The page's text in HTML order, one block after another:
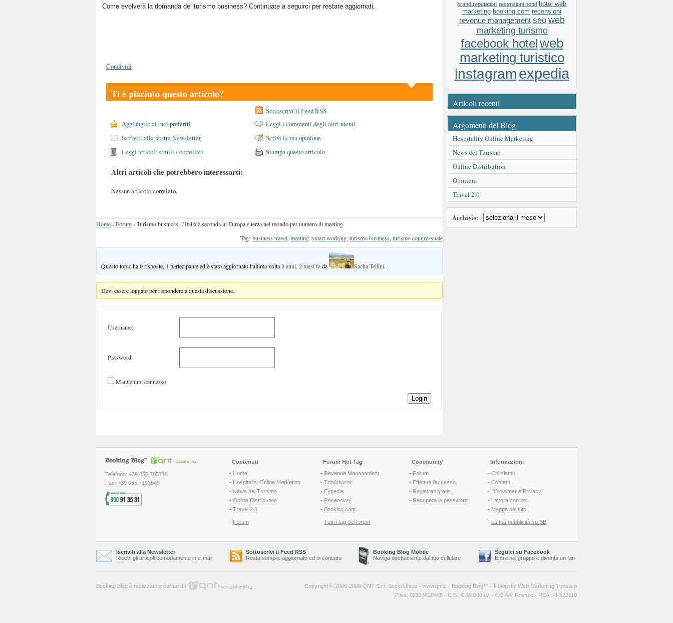
Come evolverà la domanda del turismo business? Continuate a seguirci per restare aggiornati.
Condividi
Ti è piaciuto questo articolo?
Sottoscrivi il Feed RSS
Aggiungilo ai tuoi preferiti
Leggi i commenti degli altri utenti
Iscriviti alla nostra Newsletter
Scrivi la tua opinione
Leggi articoli simili / correllati
Stampa questo articolo
Altri articoli che potrebbero interessarti:
Nessun articolo correlato.
Home› Forum› Turismo business, l’Italia è seconda in Europa e terza nel mondo per numero di meeting
Tag: business travel, meeting, smart working, turismo business, turismo congressuale
Questo topic ha 0 risposte, 1 partecipante ed è stato aggiornato l'ultima volta3 anni, 2 mesi fada Sacha Tellini.
Devi essere loggato per rispondere a questa discussione.
Username:
Password:
Mantienimi connesso
Login
brand reputation recensioni hotel hotel web
marketing booking.com recensioni
revenue management seo web
marketing turismo
facebook hotelweb
marketing turistico
instagramexpedia
Articoli recenti
Argomenti del Blog
Hospitality Online Marketing
News del Turismo
Online Distribution
Opinioni
Travel 2.0
Archivio:
Telefono: +39 055 705718
Fax: +39 055 7193549
Contenuti
- Home
- Hospitality Online Marketing
- News del Turismo
- Online Distribution
- Travel 2.0
- Forum
Forum Hot Tag
- Revenue Managament
- TripAdvisor
- Expedia
- Recensioni
- Booking.com
- Tutti i tag del forum
Community
- Forum
- Effettua l'accesso
- Registrati gratis
- Recupera la password
Informazioni
- Chi siamo
- Contatti
- Disclaimer e Privacy
- Lavora con noi
- Mappa del sito
- La tua pubblicità su BB
Iscriviti alla Newsletter
Ricevi gli articoli comodamente in e-mail
Sottoscrivi il Feed RSS
Resta sempre aggiornato ed in contatto
Booking Blog Mobile
Naviga direttamente dal tuo cellulare
Seguici su Facebook
Entra nel gruppo e diventa un fan
Booking Blog è realizzato e curato da Copyright © 2006-2026 QNT S.r.l. Socio Unico - www.qnt.it - Booking Blog™ - Il blog del Web Marketing Turistico
P.iva: 02333620488 - C.S.: € 19.000 i.v. - CCIAA: Firenze - REA: FI-522110